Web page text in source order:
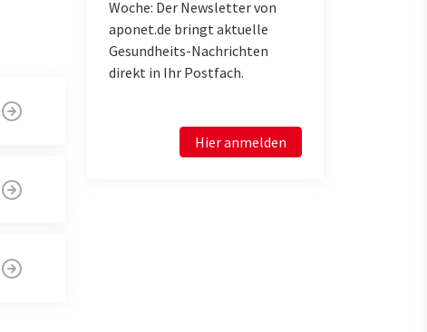
Woche: Der Newsletter von
aponet.de bringt aktuelle
Gesundheits-Nachrichten
direkt in Ihr Postfach.
Hier anmelden